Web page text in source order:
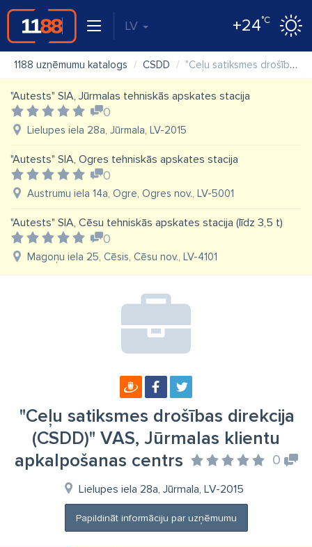
LV +24°C
1188 uzņēmumu katalogs CSDD "Ceļu satiksmes drošības direkcija (CSDD)" VAS, Jūrmalas klientu apkalpošanas centrs
"Autests" SIA, Jūrmalas tehniskās apskates stacija
0
Lielupes iela 28a, Jūrmala, LV-2015
"Autests" SIA, Ogres tehniskās apskates stacija
0
Austrumu iela 14a, Ogre, Ogres nov., LV-5001
"Autests" SIA, Cēsu tehniskās apskates stacija (līdz 3,5 t)
0
Magoņu iela 25, Cēsis, Cēsu nov., LV-4101
"Ceļu satiksmes drošības direkcija
(CSDD)" VAS, Jūrmalas klientu
apkalpošanas centrs
0
Lielupes iela 28a, Jūrmala, LV-2015
Papildināt informāciju par uzņēmumu